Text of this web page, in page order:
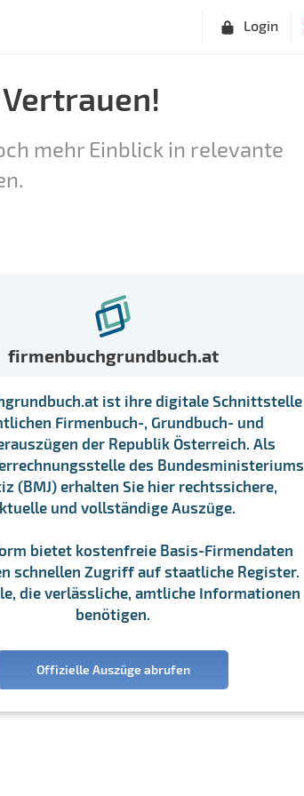
Login
mehr Einblick in relevante
firmenbuchgrundbuch.at
ist ihre digitale Schnittstelle
Firmenbuch-, Grundbuch- und
der Republik Österreich. Als
des Bundesministeriums
(BMJ) erhalten Sie hier rechtssichere,
und vollständige Auszüge.
bietet kostenfreie Basis-Firmendaten
schnellen Zugriff auf staatliche Register.
die verlässliche, amtliche Informationen
benötigen.
Offizielle Auszüge abrufen